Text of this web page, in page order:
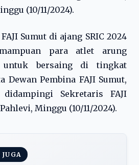
(10/11/2024).
Sumut di ajang SRIC 2024
para atlet arung
untuk bersaing di tingkat
Dewan Pembina FAJI Sumut,
Sekretaris FAJI
Minggu (10/11/2024).
JUGA